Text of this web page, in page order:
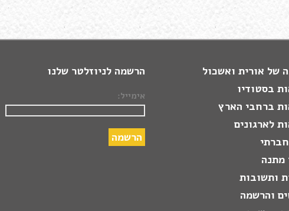
הרשמה לניוזלטר שלנו
אימייל:
של אורית ואשכול
בסטודיו
ברחבי הארץ
לארגונים
מתנה
ותשובות
והרשמה